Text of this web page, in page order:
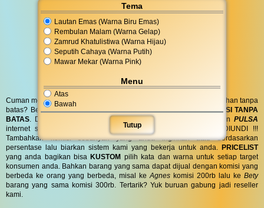
Tema
Lautan Emas (Warna Biru Emas)
Rembulan Malam (Warna Gelap)
Zamrud Khatulistiwa (Warna Hijau)
Seputih Cahaya (Warna Putih)
Mawar Mekar (Warna Pink)
Menu
Atas
Bawah
Tutup
Cuman modal posting di media sosial bisa dapat penghasilan tambahan tanpa
batas? Bergabung menjadiRESELLERkami serta dapatkanKOMISI TANPA
BATAS . Dapatkan BINGKISAN PARCELdi hari spesial anda danPULSA
internet serta
untuk anda ! GRATIS !! TANPA DIUNDI !!!
Tambahkan komisi sebanyak yang anda inginkan atau berdasarkan
persentase lalu biarkan sistem kami yang bekerja untuk anda. PRICELIST
yang anda bagikan bisaKUSTOM pilih kata dan warna untuk setiap target
konsumen anda. Bahkan barang yang sama dapat dijual dengan komisi yang
berbeda ke orang yang berbeda, misal ke Agnes komisi 200rb lalu ke Bety
barang yang sama komisi 300rb. Tertarik? Yuk buruan gabung jadi reseller
kami.